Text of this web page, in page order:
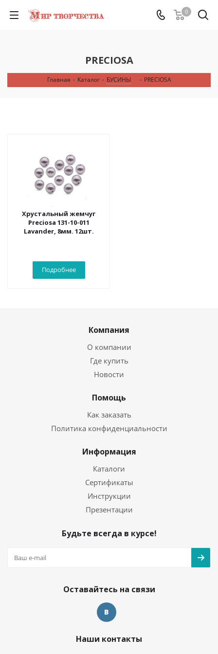
0
PRECIOSA
Главная - Каталог - БУСИНЫ - PRECIOSA
Хрустальный жемчуг
Preciosa 131-10-011
Lavander, 8мм. 12шт.
Подробнее
Компания
О компании
Где купить
Новости
Помощь
Как заказать
Политика конфиденциальности
Информация
Каталоги
Сертификаты
Инструкции
Презентации
Будьте всегда в курсе!
Оставайтесь на связи
Наши контакты